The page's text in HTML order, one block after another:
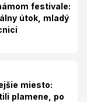
festivale:
útok, mladý
miesto:
plamene, po